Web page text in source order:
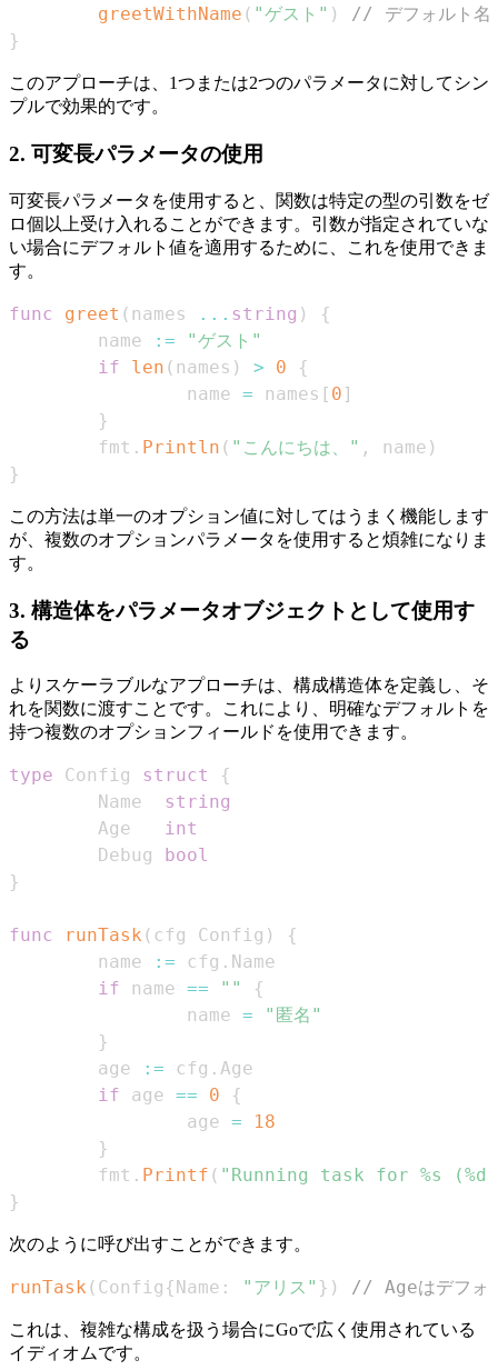
greetWithName ( "ゲスト" )
// デフォルト名
}
このアプローチは、1つまたは2つのパラメータに対してシン
プルで効果的です。
2. 可変長パラメータの使用
可変長パラメータを使用すると、関数は特定の型の引数をゼ
ロ個以上受け入れることができます。引数が指定されていな
い場合にデフォルト値を適用するために、これを使用できま
す。
func greet ( names ... string )
{
        name
:=
"ゲスト"
if
len ( names ) > 0
{
                name
= names [ 0 ]
}
        fmt
. Println ( "こんにちは、" , name )
}
この方法は単一のオプション値に対してはうまく機能します
が、複数のオプションパラメータを使用すると煩雑になりま
す。
3. 構造体をパラメータオブジェクトとして使用す
る
よりスケーラブルなアプローチは、構成構造体を定義し、そ
れを関数に渡すことです。これにより、明確なデフォルトを
持つ複数のオプションフィールドを使用できます。
type Config struct
{
        Name
string
        Age
int
        Debug
bool
}
func runTask ( cfg Config )
{
        name
:= cfg .
if name == ""
{
                name
=
"匿名"
}
        age
:= cfg .
if age == 0
{
                age
=
18
}
        fmt
. Printf ( "Running task for %s
}
次のように呼び出すことができます。
runTask ( Config { Name : "アリス" } ) // Ageはデフォ
これは、複雑な構成を扱う場合にGoで広く使用されている
イディオムです。